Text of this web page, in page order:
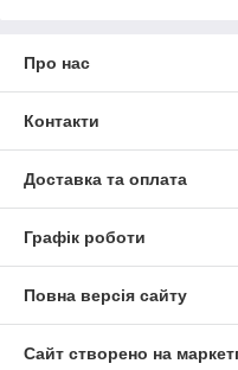
Про нас
Контакти
Доставка та оплата
Графік роботи
Повна версія сайту
Сайт створено на